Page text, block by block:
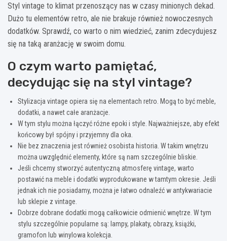
Styl vintage to klimat przenoszący nas w czasy minionych dekad.
Dużo tu elementów retro, ale nie brakuje również nowoczesnych
dodatków. Sprawdź, co warto o nim wiedzieć, zanim zdecydujesz
się na taką aranżację w swoim domu.
O czym warto pamiętać,
decydując się na styl vintage?
Stylizacja vintage opiera się na elementach retro. Mogą to być meble,
dodatki, a nawet całe aranżacje.
W tym stylu można łączyć różne epoki i style. Najważniejsze, aby efekt
końcowy był spójny i przyjemny dla oka.
Nie bez znaczenia jest również osobista historia. W takim wnętrzu
można uwzględnić elementy, które są nam szczególnie bliskie.
Jeśli chcemy stworzyć autentyczną atmosferę vintage, warto
postawić na meble i dodatki wyprodukowane w tamtym okresie. Jeśli
jednak ich nie posiadamy, można je łatwo odnaleźć w antykwariacie
lub sklepie z vintage.
Dobrze dobrane dodatki mogą całkowicie odmienić wnętrze. W tym
stylu szczególnie popularne są: lampy, plakaty, obrazy, książki,
gramofon lub winylowa kolekcja.